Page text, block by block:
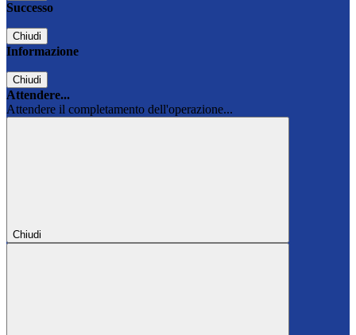
Successo
Chiudi
Informazione
Chiudi
Attendere...
Attendere il completamento dell'operazione...
Chiudi